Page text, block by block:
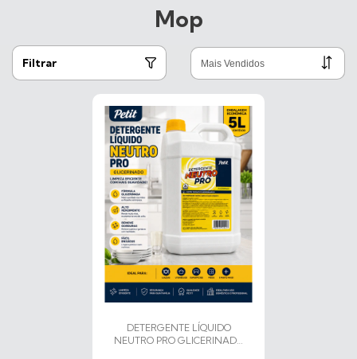
Mop
Filtrar
DETERGENTE LÍQUIDO
NEUTRO PRO GLICERINADO